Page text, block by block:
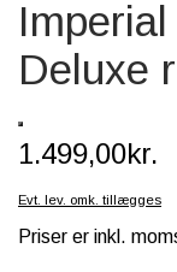
Deluxe
1.499,00kr.
Evt. lev. omk. tillægges
Priser er inkl.